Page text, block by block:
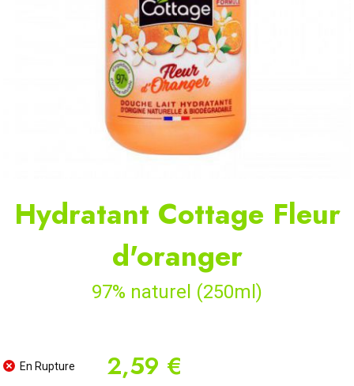
Hydratant Cottage Fleur
d'oranger
97% naturel (250ml)
En Rupture 2,59 €